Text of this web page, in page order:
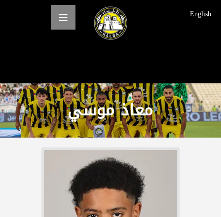
English
معاذ موسي
الرئيسية
عن النادي
فرق النادي
الاخبار
المعرض
حجز التذاكر